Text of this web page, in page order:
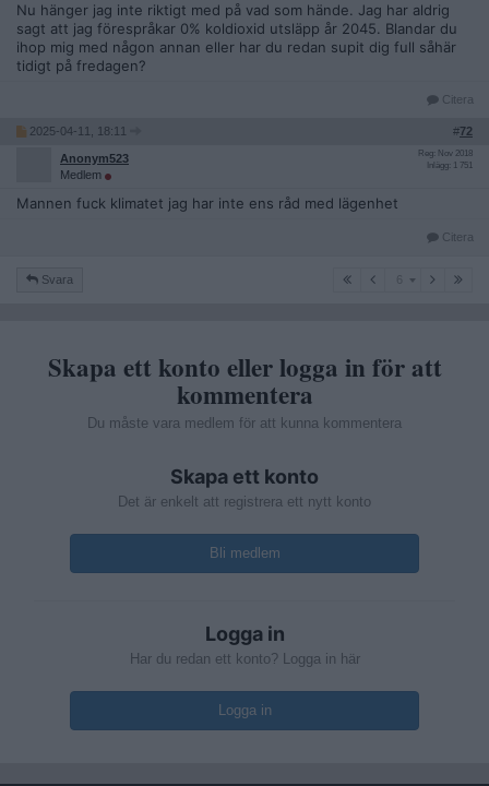
Nu hänger jag inte riktigt med på vad som hände. Jag har aldrig
sagt att jag förespråkar 0% koldioxid utsläpp år 2045. Blandar du
ihop mig med någon annan eller har du redan supit dig full såhär
tidigt på fredagen?
Citera
2025-04-11, 18:11 #72
Anonym523
Medlem
Reg: Nov 2018
Inlägg: 1 751
Mannen fuck klimatet jag har inte ens råd med lägenhet
Citera
Svara
Skapa ett konto eller logga in för att
kommentera
Du måste vara medlem för att kunna kommentera
Skapa ett konto
Det är enkelt att registrera ett nytt konto
Bli medlem
Logga in
Har du redan ett konto? Logga in här
Logga in